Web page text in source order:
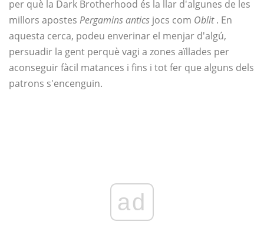
per què la Dark Brotherhood és la llar d'algunes de les
millors apostes Pergamins antics jocs com Oblit. En
aquesta cerca, podeu enverinar el menjar d'algú,
persuadir la gent perquè vagi a zones aïllades per
aconseguir fàcil matances i fins i tot fer que alguns dels
patrons s'encenguin.
ad